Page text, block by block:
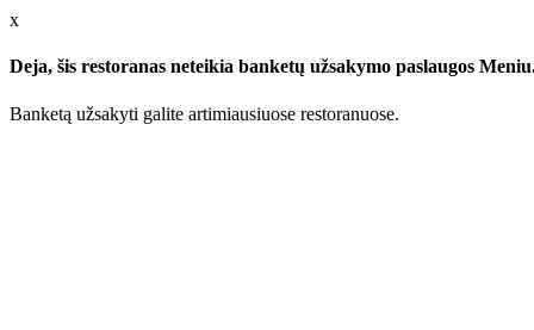
x
Deja, šis restoranas neteikia banketų užsakymo paslaugos
Banketą užsakyti galite artimiausiuose restoranuose.